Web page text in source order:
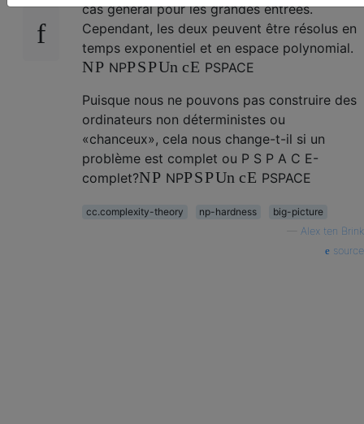
cas général pour les grandes entrées.
Cependant, les deux peuvent être résolus en
temps exponentiel et en espace polynomial.
NP NPPSPUn cE PSPACE
Puisque nous ne pouvons pas construire des
ordinateurs non déterministes ou
«chanceux», cela nous change-t-il si un
problème est complet ou P S P A C E-
complet?NP NPPSPUn cE PSPACE
cc.complexity-theory np-hardness
big-picture
Alex ten Brink
source